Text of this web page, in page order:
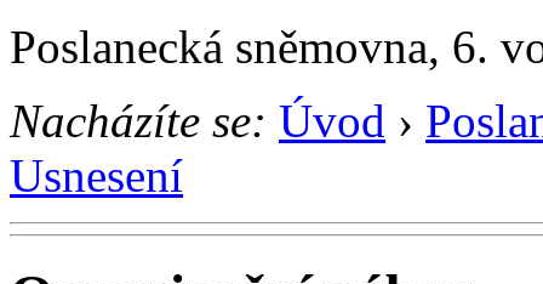
Poslanecká sněmovna, 6.
Nacházíte se: Úvod ›
Usnesení